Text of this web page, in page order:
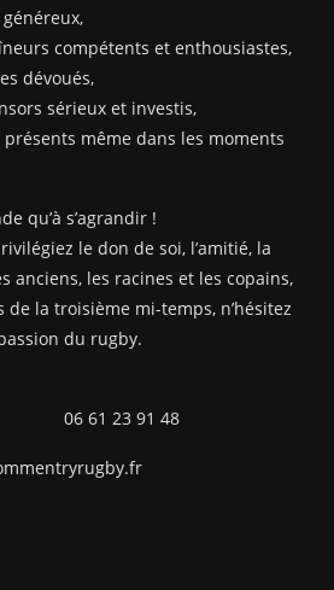
compétents et enthousiastes,
dévoués,
sérieux et investis,
même dans les moments
qu’à s’agrandir !
le don de soi, l’amitié, la
anciens, les racines et les copains,
la troisième mi-temps, n’hésitez
du rugby.
06 61 23 91 48